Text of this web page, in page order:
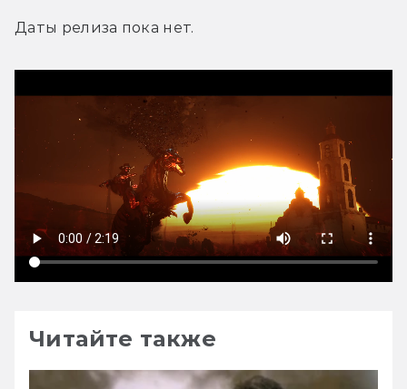
Даты релиза пока нет.
Читайте также